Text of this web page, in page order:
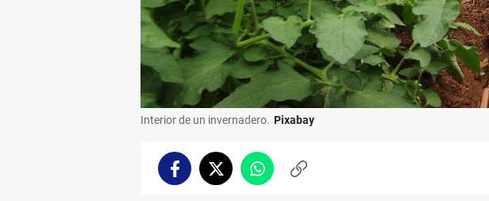
Interior de un invernadero. Pixabay
FacebookTwitterWhatsappCopiar